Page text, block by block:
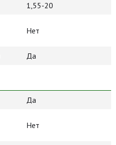
1,55-20
Нет
Да
Да
Нет